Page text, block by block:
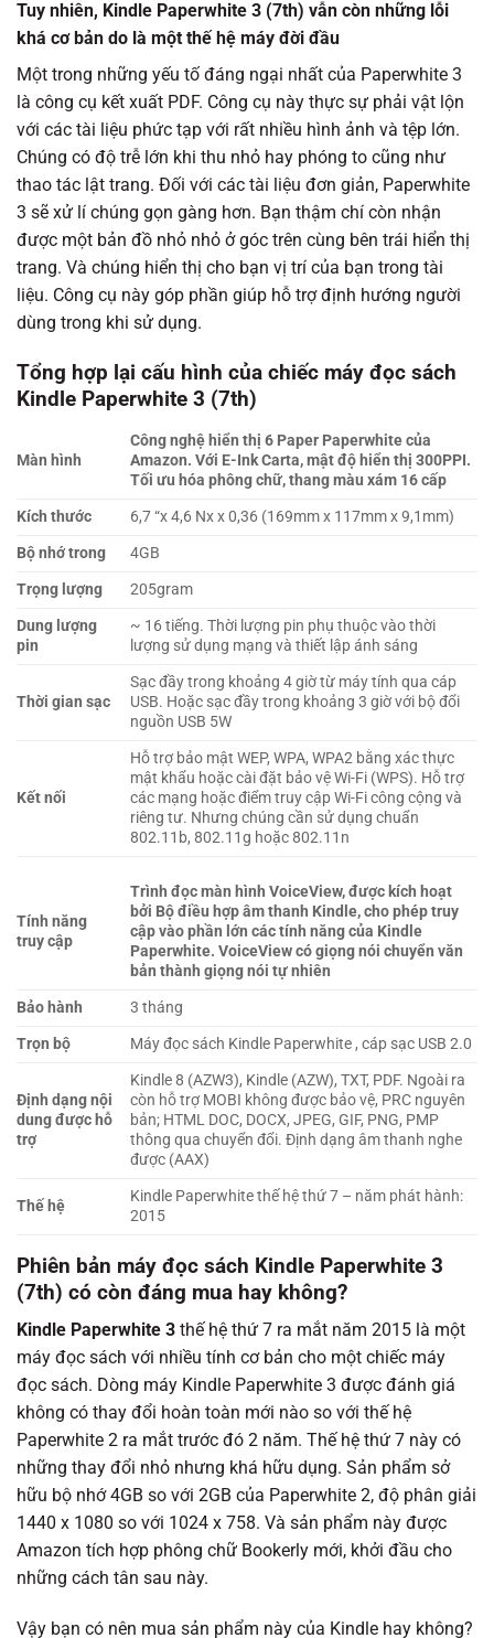
Tuy nhiên, Kindle Paperwhite 3 (7th) vẫn còn những lỗi
khá cơ bản do là một thế hệ máy đời đầu
Một trong những yếu tố đáng ngại nhất của Paperwhite 3
là công cụ kết xuất PDF. Công cụ này thực sự phải vật lộn
với các tài liệu phức tạp với rất nhiều hình ảnh và tệp lớn.
Chúng có độ trễ lớn khi thu nhỏ hay phóng to cũng như
thao tác lật trang. Đối với các tài liệu đơn giản, Paperwhite
3 sẽ xử lí chúng gọn gàng hơn. Bạn thậm chí còn nhận
được một bản đồ nhỏ nhỏ ở góc trên cùng bên trái hiển thị
trang. Và chúng hiển thị cho bạn vị trí của bạn trong tài
liệu. Công cụ này góp phần giúp hỗ trợ định hướng người
dùng trong khi sử dụng.
Tổng hợp lại cấu hình của chiếc máy đọc sách
Kindle Paperwhite 3 (7th)
Màn hình
Công nghệ hiển thị 6 Paper Paperwhite của
Amazon. Với E-Ink Carta, mật độ hiển thị 300PPI.
Tối ưu hóa phông chữ, thang màu xám 16 cấp
Kích thước
6,7 “x 4,6 Nx x 0,36 (169mm x 117mm x 9,1mm)
Bộ nhớ trong
4GB
Trọng lượng
205gram
Dung lượng
pin
~ 16 tiếng. Thời lượng pin phụ thuộc vào thời
lượng sử dụng mạng và thiết lập ánh sáng
Thời gian sạc
Sạc đầy trong khoảng 4 giờ từ máy tính qua cáp
USB. Hoặc sạc đầy trong khoảng 3 giờ với bộ đổi
nguồn USB 5W
Kết nối
Hỗ trợ bảo mật WEP, WPA, WPA2 bằng xác thực
mật khẩu hoặc cài đặt bảo vệ Wi-Fi (WPS). Hỗ trợ
các mạng hoặc điểm truy cập Wi-Fi công cộng và
riêng tư. Nhưng chúng cần sử dụng chuẩn
802.11b, 802.11g hoặc 802.11n
Tính năng
truy cập
Trình đọc màn hình VoiceView, được kích hoạt
bởi Bộ điều hợp âm thanh Kindle, cho phép truy
cập vào phần lớn các tính năng của Kindle
Paperwhite. VoiceView có giọng nói chuyển văn
bản thành giọng nói tự nhiên
Bảo hành
3 tháng
Trọn bộ
Máy đọc sách Kindle Paperwhite , cáp sạc USB 2.0
Định dạng nội
dung được hỗ
trợ
Kindle 8 (AZW3), Kindle (AZW), TXT, PDF. Ngoài ra
còn hỗ trợ MOBI không được bảo vệ, PRC nguyên
bản; HTML DOC, DOCX, JPEG, GIF, PNG, PMP
thông qua chuyển đổi. Định dạng âm thanh nghe
được (AAX)
Thế hệ
Kindle Paperwhite thế hệ thứ 7 – năm phát hành:
2015
Phiên bản máy đọc sách Kindle Paperwhite 3
(7th) có còn đáng mua hay không?
Kindle Paperwhite 3 thế hệ thứ 7 ra mắt năm 2015 là một
máy đọc sách với nhiều tính cơ bản cho một chiếc máy
đọc sách. Dòng máy Kindle Paperwhite 3 được đánh giá
không có thay đổi hoàn toàn mới nào so với thế hệ
Paperwhite 2 ra mắt trước đó 2 năm. Thế hệ thứ 7 này có
những thay đổi nhỏ nhưng khá hữu dụng. Sản phẩm sở
hữu bộ nhớ 4GB so với 2GB của Paperwhite 2, độ phân giải
1440 x 1080 so với 1024 x 758. Và sản phẩm này được
Amazon tích hợp phông chữ Bookerly mới, khởi đầu cho
những cách tân sau này.
Vậy bạn có nên mua sản phẩm này của Kindle hay không?